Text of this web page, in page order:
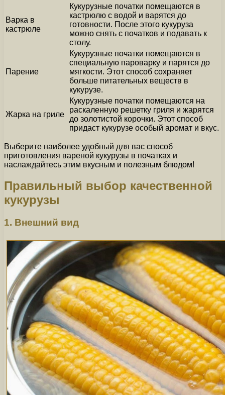
Варка в
кастрюле
Кукурузные початки помещаются в
кастрюлю с водой и варятся до
готовности. После этого кукуруза
можно снять с початков и подавать к
столу.
Парение
Кукурузные початки помещаются в
специальную пароварку и парятся до
мягкости. Этот способ сохраняет
больше питательных веществ в
кукурузе.
Жарка на гриле
Кукурузные початки помещаются на
раскаленную решетку гриля и жарятся
до золотистой корочки. Этот способ
придаст кукурузе особый аромат и вкус.
Выберите наиболее удобный для вас способ
приготовления вареной кукурузы в початках и
наслаждайтесь этим вкусным и полезным блюдом!
Правильный выбор качественной
кукурузы
1. Внешний вид